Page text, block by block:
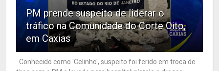
PM prende suspeito de liderar o
tráfico na Comunidade do Corte Oito,
em Caxias
Conhecido como 'Celinho', suspeito foi ferido em troca de